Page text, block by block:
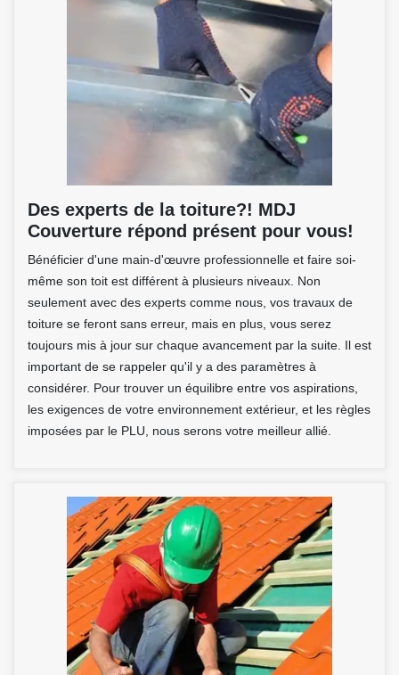
Des experts de la toiture?! MDJ
Couverture répond présent pour vous!
Bénéficier d'une main-d'œuvre professionnelle et faire soi-
même son toit est différent à plusieurs niveaux. Non
seulement avec des experts comme nous, vos travaux de
toiture se feront sans erreur, mais en plus, vous serez
toujours mis à jour sur chaque avancement par la suite. Il est
important de se rappeler qu'il y a des paramètres à
considérer. Pour trouver un équilibre entre vos aspirations,
les exigences de votre environnement extérieur, et les règles
imposées par le PLU, nous serons votre meilleur allié.